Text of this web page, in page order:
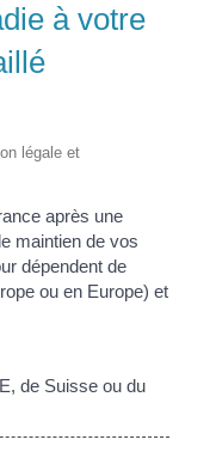
à votre
légale et
après une
maintien de vos
dépendent de
ou en Europe) et
de Suisse ou du